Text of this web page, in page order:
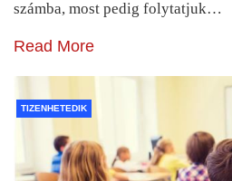
számba, most pedig folytatjuk…
Read More
TIZENHETEDIK